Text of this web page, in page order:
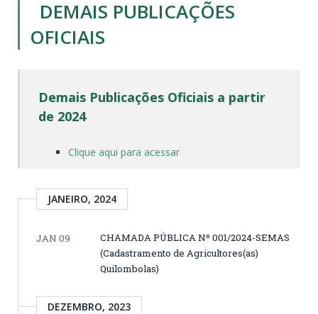
DEMAIS PUBLICAÇÕES
OFICIAIS
Demais Publicações Oficiais a partir
de 2024
Clique aqui para acessar
JANEIRO, 2024
JAN 09
CHAMADA PÚBLICA Nº 001/2024-SEMAS
(Cadastramento de Agricultores(as)
Quilombolas)
DEZEMBRO, 2023